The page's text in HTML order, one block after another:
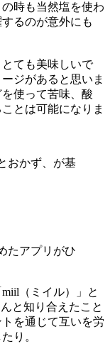
時も当然塩を使わ
るのが意外にも
ても美味しいで
ジがあると思いま
使って苦味、酸
とは可能になりま
おかず、が基
たアプリがひ
（ミイル）」と
と知り合えたこと
を通じて互いを労
り。